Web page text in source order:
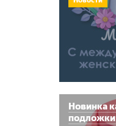
Новинка